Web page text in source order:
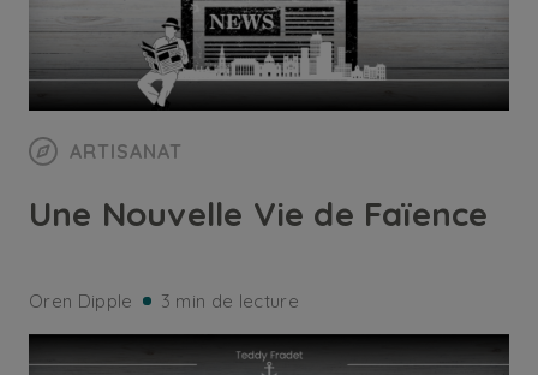
ARTISANAT
Une Nouvelle Vie de Faïence
Oren Dipple 3 min de lecture